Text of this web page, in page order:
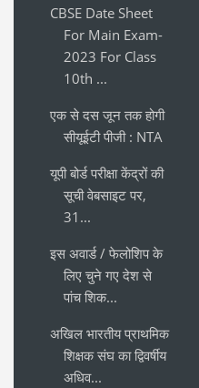
CBSE Date Sheet
For Main Exam-
2023 For Class
10th ...
एक से दस जून तक होगी
सीयूईटी पीजी : NTA
यूपी बोर्ड परीक्षा केंद्रों की
सूची वेबसाइट पर,
31...
इस अवार्ड / फेलोशिप के
लिए चुने गए देश से
पांच शिक...
अखिल भारतीय प्राथमिक
शिक्षक संघ का द्विवर्षीय
अधिव...